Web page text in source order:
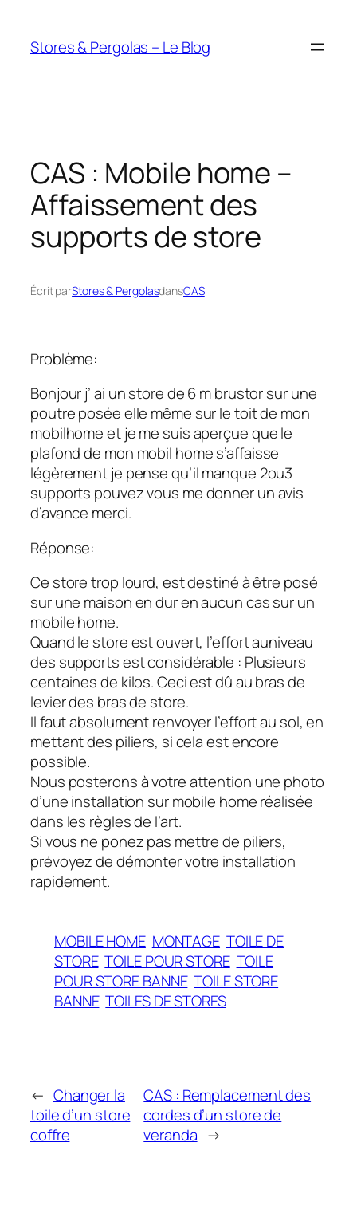
contenu
Stores & Pergolas – Le Blog
CAS : Mobile home –
Affaissement des
supports de store
Écrit parStores & PergolasdansCAS
Problème:
Bonjour j’ ai un store de 6 m brustor sur une
poutre posée elle même sur le toit de mon
mobilhome et je me suis aperçue que le
plafond de mon mobil home s’affaisse
légèrement je pense qu’il manque 2ou3
supports pouvez vous me donner un avis
d’avance merci.
Réponse:
Ce store trop lourd, est destiné à être posé
sur une maison en dur en aucun cas sur un
mobile home.
Quand le store est ouvert, l’effort auniveau
des supports est considérable : Plusieurs
centaines de kilos. Ceci est dû au bras de
levier des bras de store.
Il faut absolument renvoyer l’effort au sol, en
mettant des piliers, si cela est encore
possible.
Nous posterons à votre attention une photo
d’une installation sur mobile home réalisée
dans les règles de l’art.
Si vous ne ponez pas mettre de piliers,
prévoyez de démonter votre installation
rapidement.
MOBILE HOME MONTAGE TOILE DE
STORE TOILE POUR STORE TOILE
POUR STORE BANNE TOILE STORE
BANNE TOILES DE STORES
← Changer la
toile d’un store
coffre
CAS : Remplacement des
cordes d’un store de
veranda →